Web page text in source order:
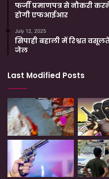
फर्जी प्रमाणपत्र से नौकरी
होगी एफआईआर
July 12, 2025
सिपाही बहाली में रिश्वत
जेल
Last Modified Posts